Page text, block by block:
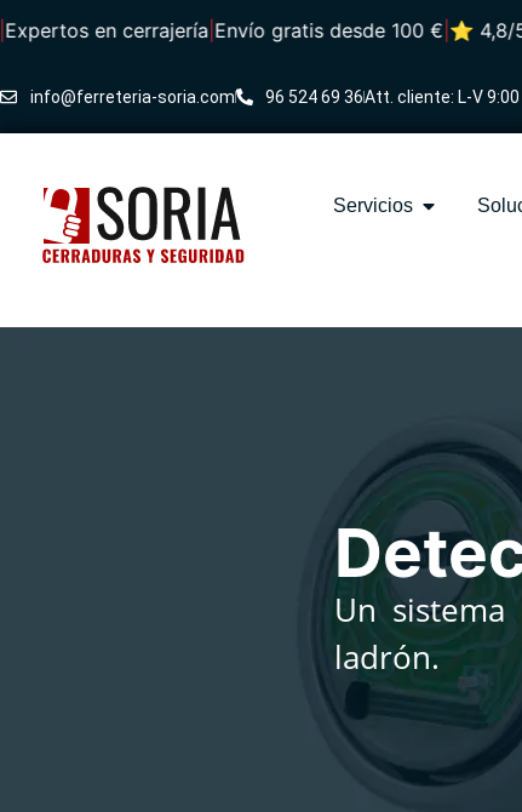
en cerrajería|Envío gratis desde 100 €|⭐ 4,8/5 ·
info@ferreteria-soria.com 96 524 69 36Att. cliente: L-V 9:00
Servicios
Un
ladrón.